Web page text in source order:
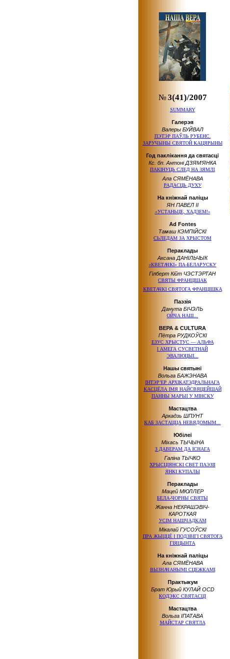
№3(41)/2007
SUMMARY
Галерэя
Валеры БУЙВАЛ
ПЭТЭР ПАЎЛЬ РУБЕНС.
ЗАРУЧЫНЫ СВЯТОЙ КАЦЯРЫНЫ
Год паклікання да святасці
Кс. бп. Антоні ДЗЯМ’ЯНКА
ПАКІНУЦЬ СЛЕД НА ЗЯМЛІ
Ала СЯМЁНАВА
РАДАСЦЬ ДУХУ
На кніжнай паліцы
ЯН ПАВЕЛ ІІ
«УСТАНЬЦЕ, ХАДЗЕМ!»
Ad Fontes
Тамаш КЭМПІЙСКІ
СЬЛЕДАМ ЗА ХРЫСТОМ
Пераклады
Аксана ДАНІЛЬЧЫК
«КВЕТАЧКI» ПА-БЕЛАРУСКУ
Гілберт Кійт ЧЭСТЭРТАН
СВЯТЫ ФРАНЦІШАК
КВЕТАЧКІ СВЯТОГА ФРАНЦІШКА
Паэзія
Данута БІЧЭЛЬ
ОЙЧА НАШ...
ВЕРА & CULTURA
Пётра РУДКОЎСКІ
ЕЗУС ХРЫСТУС — АЛЬФА
І АМЕГА СУСВЕТНАЙ
ЭВАЛЮЦЫІ...
Нашы святыні
Вольга БАЖЭНАВА
IНТЭР’ЕР АРХIКАТЭДРАЛЬНАГА
КАСЦЁЛА IМЯ НАЙСВЯЦЕЙШАЙ
ПАННЫ МАРЫI У МIНСКУ
Мастацтва
Аркадзь ШПУНТ
КАБ ЗАСТАЦЦА НЕВЯДОМЫМ...
Юбілеі
Міхась ТЫЧЫНА
З ДАВЕРАМ ДА ІСНАГА
Галіна ТЫЧКО
ХРЫСЦІЯНСКІ СВЕТ ПАЭЗІІ
ЯНКІ КУПАЛЫ
Пераклады
Мацей МЮЛЛЕР
БЕЛА-ЧОРНЫ СВЯТЫ
Жанна НЕКРАШЭВІЧ-
КАРОТКАЯ
УСІМ НАШЧАДКАМ
Мікалай ГУСОЎСКІ
ПРА ЖЫЦЦЁ І ПОДЗВІГІСВЯТОГА
ГІЯЦЫНТА
На кніжнай паліцы
Ала СЯМЁНАВА
ВЫЗНАЧАНЫМІ СЦЕЖКАМІ
Практыкум
Брат Юрый КУЛАЙ OCD
КОДЭКС СВЯТАСЦІ
Мастацтва
Вольга ІПАТАВА
МАЙСТАР СВЯТЛА